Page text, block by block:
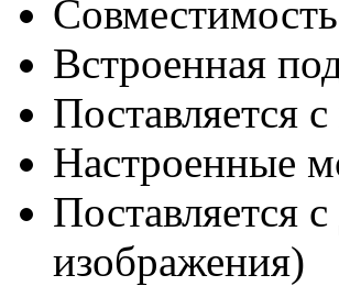
Встроенная
Поставляется
Настроенные
Поставляется
изображения)